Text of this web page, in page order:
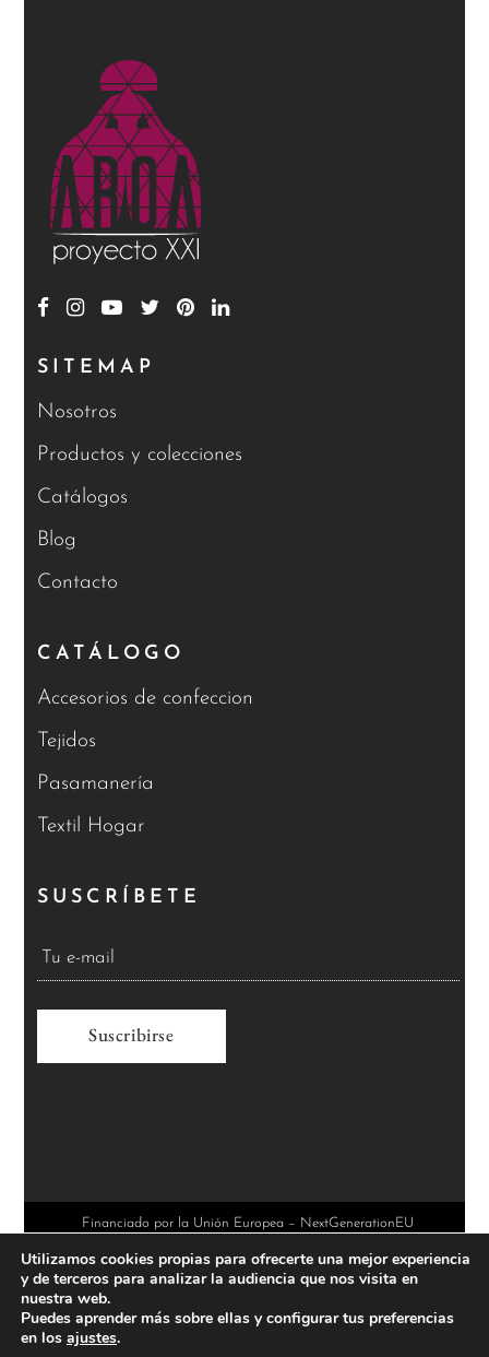
SITEMAP
Nosotros
Productos y colecciones
Catálogos
Blog
Contacto
CATÁLOGO
Accesorios de confeccion
Tejidos
Pasamanería
Textil Hogar
SUSCRÍBETE
n
a
t
Financiado por la Unión Europea – NextGenerationEU
Utilizamos cookies propias para ofrecerte una mejor experiencia
y de terceros para analizar la audiencia que nos visita en
nuestra web.
Puedes aprender más sobre ellas y configurar tus preferencias
en los ajustes.